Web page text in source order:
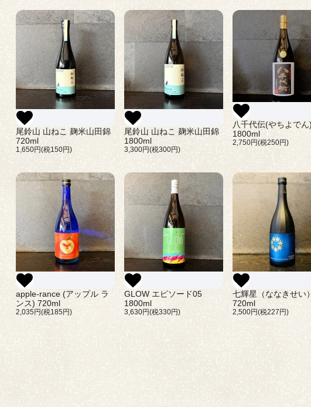
尾鈴山 山ねこ 麹米山田錦
720ml
1,650円(税150円)
尾鈴山 山ねこ 麹米山田錦
1800ml
3,300円(税300円)
八千代伝(やちよで
1800ml
2,750円(税250円)
apple-rance (アップル ラ
ンス) 720ml
2,035円(税185円)
GLOW エピソード05
1800ml
3,630円(税330円)
七輝星（ななきせい）
720ml
2,500円(税227円)